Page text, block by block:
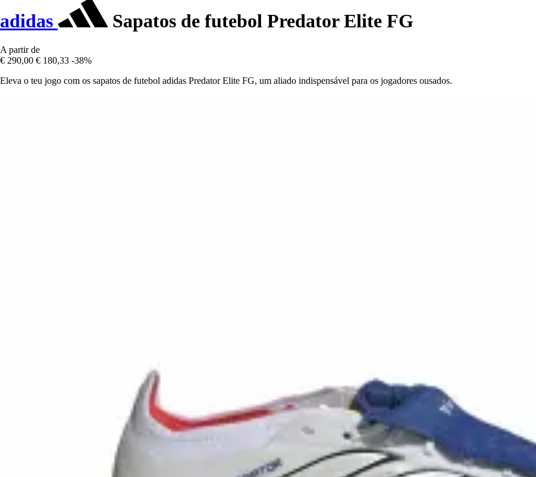
adidas Sapatos de futebol Predator Elite FG
A partir de
€ 290,00 € 180,33 -38%
Eleva o teu jogo com os sapatos de futebol adidas Predator Elite FG, um aliado indispensável para os jogadores ousados.